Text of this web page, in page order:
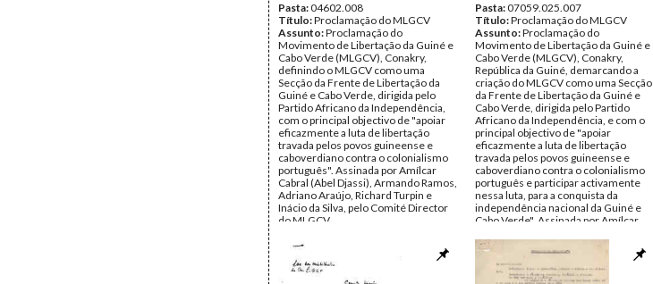
Pasta:04602.008
Título:Proclamação do MLGCV
Assunto:Proclamação do
Movimento de Libertação da Guiné e
Cabo Verde (MLGCV), Conakry,
definindo o MLGCV como uma
Secção da Frente de Libertação da
Guiné e Cabo Verde, dirigida pelo
Partido Africano da Independência,
com o principal objectivo de "apoiar
eficazmente a luta de libertação
travada pelos povos guineense e
caboverdiano contra o colonialismo
português". Assinada por Amílcar
Cabral (Abel Djassi), Armando Ramos,
Adriano Araújo, Richard Turpin e
Inácio da Silva, pelo Comité Director
do MLGCV.
Fundo:
DAC - Documentos Amílcar
Cabral - Iva Cabral
Tipo Documental:
Pasta:07059.025.007
Título:Proclamação do MLGCV
Assunto:Proclamação do
Movimento de Libertação da Guiné e
Cabo Verde (MLGCV), Conakry,
República da Guiné, demarcando a
criação do MLGCV como uma Secção
da Frente de Libertação da Guiné e
Cabo Verde, dirigida pelo Partido
Africano da Independência, e com o
principal objectivo de "apoiar
eficazmente a luta de libertação
travada pelos povos guineense e
caboverdiano contra o colonialismo
português e participar activamente
nessa luta, para a conquista da
independência nacional da Guiné e
Cabo Verde". Assinada por Amílcar
Adriano Araújo, Richerd Turpin e
Inácio da Silva, pelo Comité Director
do MLGCV.